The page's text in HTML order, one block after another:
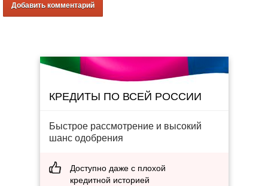
КРЕДИТЫ ПО ВСЕЙ РОССИИ
Быстрое рассмотрение и высокий
шанс одобрения
Доступно даже с плохой
кредитной историей